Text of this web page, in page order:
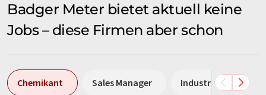
Badger Meter bietet aktuell keine
Jobs – diese Firmen aber schon
Chemikant Sales Manager